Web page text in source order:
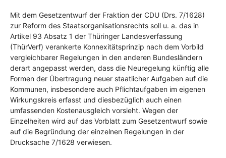
Mit dem Gesetzentwurf der Fraktion der CDU (Drs. 7/1628)
zur Reform des Staatsorganisationsrechts soll u. a. das in
Artikel 93 Absatz 1 der Thüringer Landesverfassung
(ThürVerf) verankerte Konnexitätsprinzip nach dem Vorbild
vergleichbarer Regelungen in den anderen Bundesländern
derart angepasst werden, dass die Neuregelung künftig alle
Formen der Übertragung neuer staatlicher Aufgaben auf die
Kommunen, insbesondere auch Pflichtaufgaben im eigenen
Wirkungskreis erfasst und diesbezüglich auch einen
umfassenden Kostenausgleich vorsieht. Wegen der
Einzelheiten wird auf das Vorblatt zum Gesetzentwurf sowie
auf die Begründung der einzelnen Regelungen in der
Drucksache 7/1628 verwiesen.